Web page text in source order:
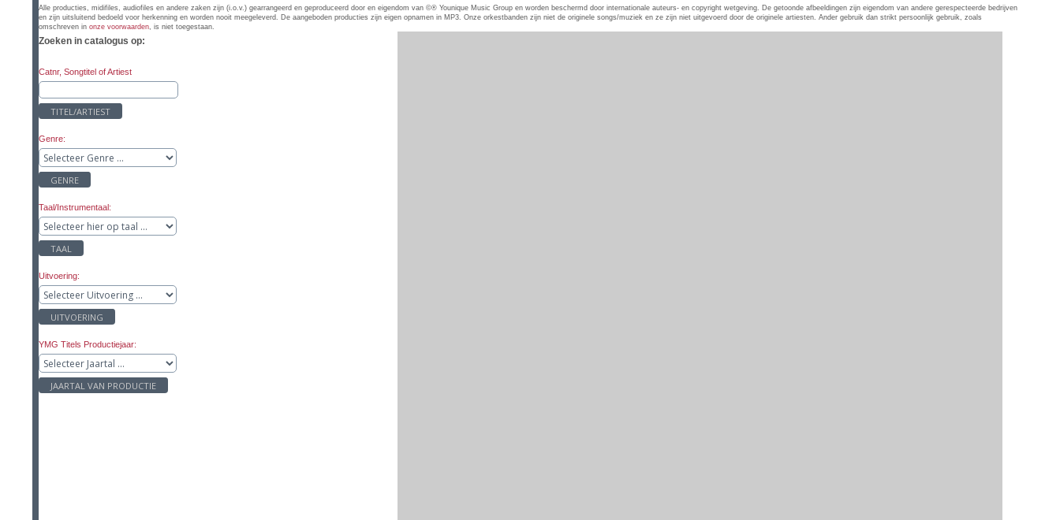
Alle producties, midifiles, audiofiles en andere zaken zijn (i.o.v.) gearrangeerd en geproduceerd door en eigendom van ©® Younique Music Group en worden beschermd door internationale auteurs- en copyright wetgeving. De getoonde afbeeldingen zijn eigendom van andere gerespecteerde bedrijven
en zijn uitsluitend bedoeld voor herkenning en worden nooit meegeleverd. De aangeboden producties zijn eigen opnamen in MP3. Onze orkestbanden zijn niet de originele songs/muziek en ze zijn niet uitgevoerd door de originele artiesten. Ander gebruik dan strikt persoonlijk gebruik, zoals
omschreven in onze voorwaarden, is niet toegestaan.
Zoeken in catalogus op:
Catnr, Songtitel of Artiest
TITEL/ARTIEST
Genre:
GENRE
Taal/Instrumentaal:
TAAL
Uitvoering:
UITVOERING
YMG Titels Productiejaar:
JAARTAL VAN PRODUCTIE